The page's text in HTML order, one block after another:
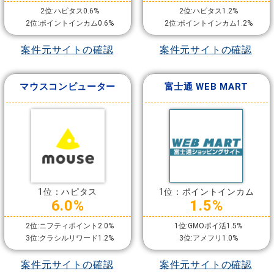
2位:ハピタス0.6%
2位:ポイントインカム0.6%
案件元サイトの確認
2位:ハピタス1.2%
2位:ポイントインカム1.2%
案件元サイトの確認
マウスコンピューター
1位：ハピタス
6.0%
2位:ニフティポイント2.0%
3位:クラシルリワード1.2%
案件元サイトの確認
富士通 WEB MART
1位：ポイントインカム
1.5%
1位:GMOポイ活1.5%
3位:アメフリ1.0%
案件元サイトの確認